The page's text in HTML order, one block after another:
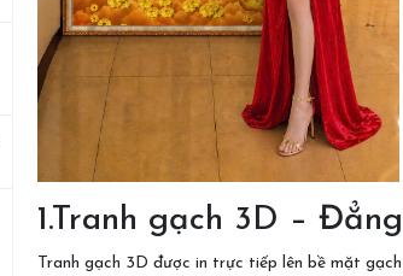
1.Tranh gạch 3D –
Tranh gạch 3D được in trực tiếp lên bề mặt